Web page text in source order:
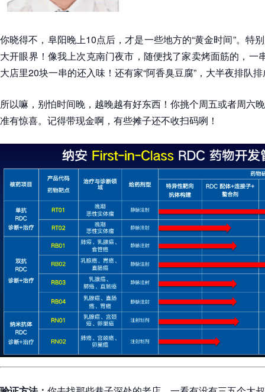
你晓得不，阜阳晚上10点后，才是一些地方的“黄金时间”。特
大开眼界！像我上次克南门夜市，随便找了家卖烤面筋的，一
大店里20块一串的还入味！还有家“阿香臭豆腐”，大半夜排队
所以嘛，别怕时间晚，越晚越有好东西！你挑个周五或者周六
准有惊喜。记得带现金啊，有些摊子还不收扫码咧！